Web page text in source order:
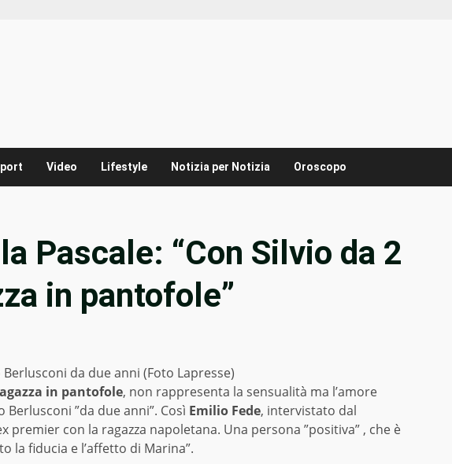
Video Lifestyle Notizia per Notizia Oroscopo
Pascale: “Con Silvio da 2
in pantofole”
da due anni (Foto Lapresse)
in pantofole, non rappresenta la sensualità ma l’amore
”da due anni”. Così Emilio Fede, intervistato dal
premier con la ragazza napoletana. Una persona ”positiva” , che è
la fiducia e l’affetto di Marina”.